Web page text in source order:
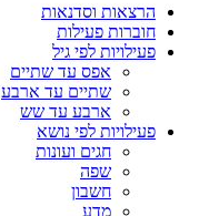
הרצאות וסדנאות
חוברות פעילות
פעילויות לפי גיל
אפס עד שתיים
שתיים עד ארבע
ארבע עד שש
פעילויות לפי נושא
חגים ועונות
שפה
חשבון
מדע